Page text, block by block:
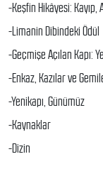
-Keşfin Hikâyesi: Kayıp,
-Limanin Dibindeki Ödül
-Geçmişe Açılan Kapı:
-Enkaz, Kazılar ve
-Yenikapı, Günümüz
-Kaynaklar
-Dizin